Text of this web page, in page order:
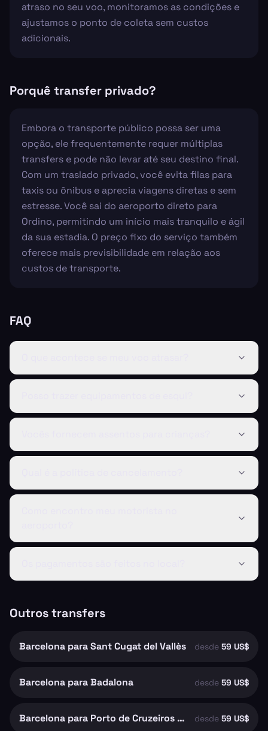
atraso no seu voo, monitoramos as condições e
ajustamos o ponto de coleta sem custos
adicionais.
Porquê transfer privado?
Embora o transporte público possa ser uma
opção, ele frequentemente requer múltiplas
transfers e pode não levar até seu destino final.
Com um traslado privado, você evita filas para
taxis ou ônibus e aprecia viagens diretas e sem
estresse. Você sai do aeroporto direto para
Ordino, permitindo um início mais tranquilo e ágil
da sua estadia. O preço fixo do serviço também
oferece mais previsibilidade em relação aos
custos de transporte.
FAQ
Outros transfers
Barcelona para Sant Cugat del Vallès desde 59 US$
Barcelona para Badalona desde 59 US$
Barcelona para Porto de Cruzeiros de Barcelona desde 59 US$